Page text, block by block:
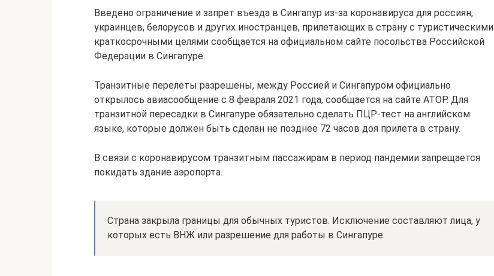
Введено ограничение и запрет въезда в Сингапур из-за коронавируса для россиян,
украинцев, белорусов и других иностранцев, прилетающих в страну с туристическими
краткосрочными целями сообщается на официальном сайте посольства Российской
Федерации в Сингапуре.
Транзитные перелеты разрешены, между Россией и Сингапуром официально
открылось авиасообщение с 8 февраля 2021 года, сообщается на сайте АТОР. Для
транзитной пересадки в Сингапуре обязательно сделать ПЦР-тест на английском
языке, которые должен быть сделан не позднее 72 часов доя прилета в страну.
В связи с коронавирусом транзитным пассажирам в период пандемии запрещается
покидать здание аэропорта.
Страна закрыла границы для обычных туристов. Исключение составляют лица, у
которых есть ВНЖ или разрешение для работы в Сингапуре.